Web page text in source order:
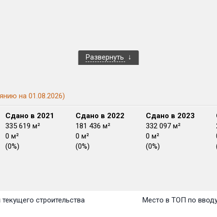
Развернуть
на 01.08.2026)
Сдано в 2021
335 619 м²
0 м²
(0%)
Сдано в 2022
181 436 м²
0 м²
(0%)
Сдано в 2023
332 097 м²
0 м²
(0%)
строительства Место в ТОП по